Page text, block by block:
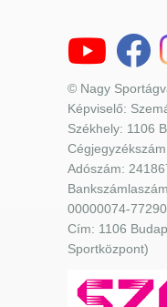
© Nagy
Képviselő:
Székhely: 1106
Adószám:
00000074-
Cím: 1106
Sportközpont)